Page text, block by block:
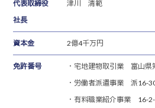
代表取締役
社長
津川 清範
資本金 2億4千万円
免許番号
・宅地建物取引業 富山県
・労働者派遣事業 派16-
・有料職業紹介事業 16-